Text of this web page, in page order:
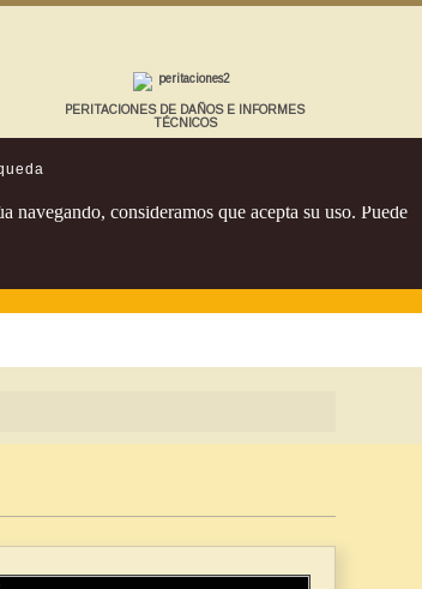
PERITACIONES DE DAÑOS E INFORMES
TÉCNICOS
navegando, consideramos que acepta su uso. Puede